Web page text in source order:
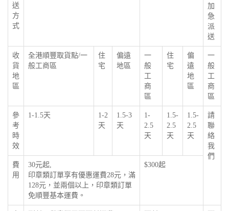
送
方
式
加
急
派
送
收
貨
地
區
全港順豐取貨點/一
般工商區
住
宅
偏遠
地區
一
般
工
商
區
住
宅
偏
遠
地
區
一
般
工
商
區
參
考
時
效
1-1.5天
1-2
天
1.5-3
天
1-
2.5
天
1.5-
2.5
天
1.5-
2.5
天
請
聯
絡
我
們
費
用
30元起,
印章類訂單享有優惠運費28元，滿
128元，並兩個以上，印章類訂單
免順豐基本運費。
$300起